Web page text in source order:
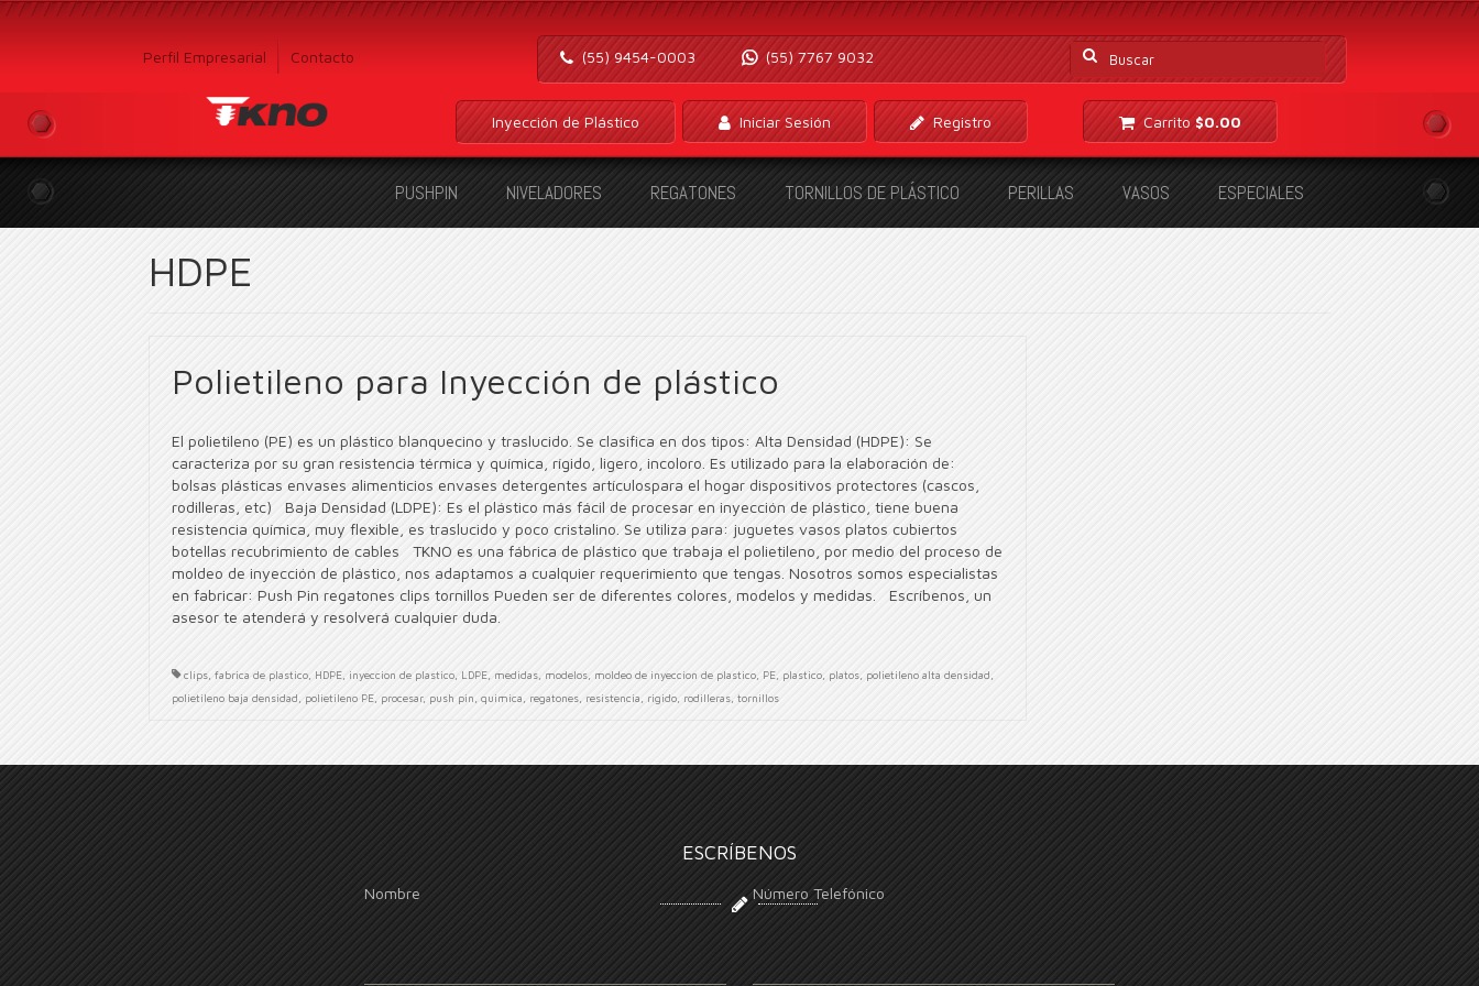
Perfil Empresarial Contacto
Buscar
por:
(55) 9454-0003 (55) 7767 9032
Inyección de Plástico Iniciar Sesión Registro Carrito $0.00
PUSHPIN NIVELADORES REGATONES TORNILLOS DE PLÁSTICO PERILLAS VASOS ESPECIALES
HDPE
Polietileno para Inyección de plástico
El polietileno (PE) es un plástico blanquecino y traslucido. Se clasifica en dos tipos: Alta Densidad (HDPE): Se
caracteriza por su gran resistencia térmica y química, rígido, ligero, incoloro. Es utilizado para la elaboración de:
bolsas plásticas envases alimenticios envases detergentes artículospara el hogar dispositivos protectores (cascos,
rodilleras, etc) Baja Densidad (LDPE): Es el plástico más fácil de procesar en inyección de plástico, tiene buena
resistencia química, muy flexible, es traslucido y poco cristalino. Se utiliza para: juguetes vasos platos cubiertos
botellas recubrimiento de cables TKNO es una fábrica de plástico que trabaja el polietileno, por medio del proceso de
moldeo de inyección de plástico, nos adaptamos a cualquier requerimiento que tengas. Nosotros somos especialistas
en fabricar: Push Pin regatones clips tornillos Pueden ser de diferentes colores, modelos y medidas. Escríbenos, un
asesor te atenderá y resolverá cualquier duda.
clips fabrica de plastico HDPE inyeccion de plastico LDPE medidas modelos moldeo de inyeccion de plastico PE plastico platos polietileno alta densidad
polietileno baja densidad
polietileno PE procesar, push pin quimica regatones resistencia rigido rodilleras tornillos
ESCRÍBENOS
Nombre Número Telefónico